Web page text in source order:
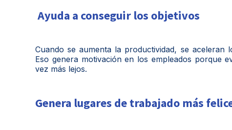
Ayuda a conseguir los objetivos
Cuando se aumenta la productividad, se aceleran
Eso genera motivación en los empleados porque
vez más lejos.
Genera lugares de trabajado más